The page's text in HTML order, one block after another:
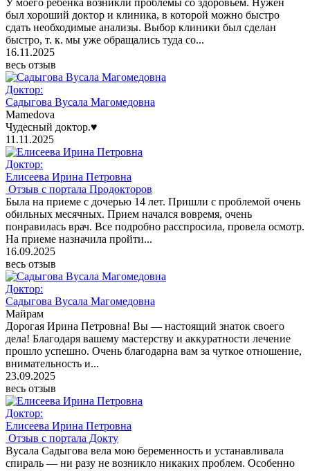
У моего ребёнка возникли проблемы со здоровьем. Нужен
был хороший доктор и клиника, в которой можно быстро
сдать необходимые анализы. Выбор клиники был сделан
быстро, т. к. мы уже обращались туда со...
16.11.2025
весь отзыв
Доктор:
Садыгова Вусала Магомедовна
Mamedova
Чудесный доктор.♥️
11.11.2025
Доктор:
Елисеева Ирина Петровна
Отзыв с портала Продокторов
Была на приеме с дочерью 14 лет. Пришли с проблемой очень
обильных месячных. Прием начался вовремя, очень
понравилась врач. Все подробно расспросила, провела осмотр.
На приеме назначила пройти...
16.09.2025
весь отзыв
Доктор:
Садыгова Вусала Магомедовна
Майрам
Дорогая Ирина Петровна! Вы — настоящий знаток своего
дела! Благодаря вашему мастерству и аккуратности лечение
прошло успешно. Очень благодарна вам за чуткое отношение,
внимательность и...
23.09.2025
весь отзыв
Доктор:
Елисеева Ирина Петровна
Отзыв с портала Докту
Вусала Садыгова вела мою беременность и устанавливала
спираль — ни разу не возникло никаких проблем. Особенно